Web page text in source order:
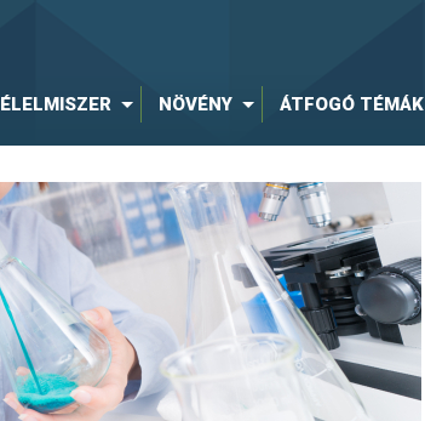
ÉLELMISZER NÖVÉNY ÁTFOGÓ TÉMÁK